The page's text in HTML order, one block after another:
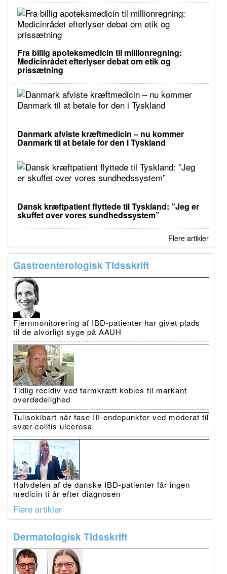
Fra billig apoteksmedicin til millionregning:
Medicinrådet efterlyser debat om etik og
prissætning
Danmark afviste kræftmedicin – nu kommer
Danmark til at betale for den i Tyskland
Dansk kræftpatient flyttede til Tyskland: ”Jeg er
skuffet over vores sundhedssystem”
Flere artikler
Gastroenterologisk Tidsskrift
Fjernmonitorering af IBD-patienter har givet plads
til de alvorligt syge på AAUH
Tidlig recidiv ved tarmkræft kobles til markant
overdødelighed
Tulisokibart når fase III-endepunkter ved moderat til
svær colitis ulcerosa
Halvdelen af de danske IBD-patienter får ingen
medicin ti år efter diagnosen
Flere artikler
Dermatologisk Tidsskrift